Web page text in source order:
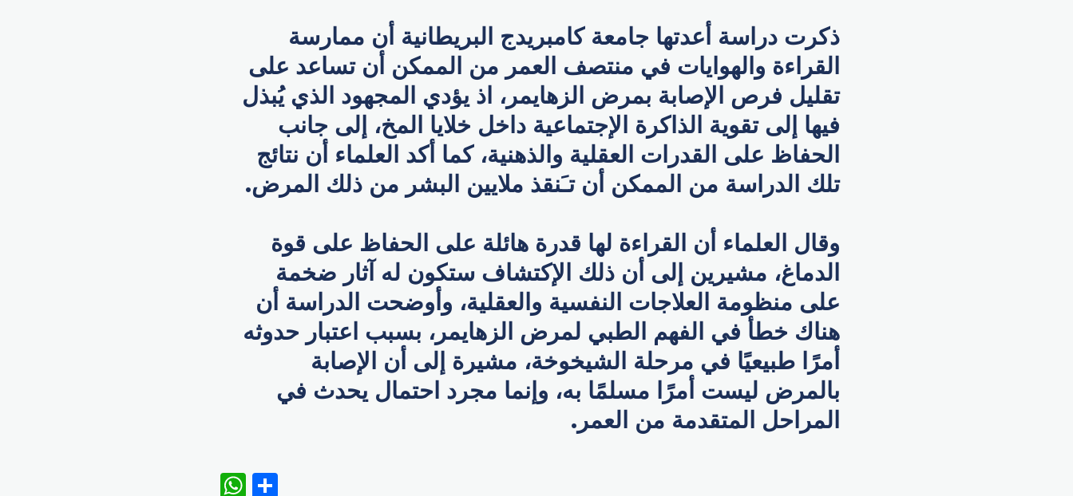
ذكرت دراسة أعدتها جامعة كامبريدج البريطانية أن ممارسة
القراءة والهوايات في منتصف العمر من الممكن أن تساعد على
تقليل فرص الإصابة بمرض الزهايمر، اذ يؤدي المجهود الذي يُبذل
فيها إلى تقوية الذاكرة الإجتماعية داخل خلايا المخ، إلى جانب
الحفاظ على القدرات العقلية والذهنية، كما أكد العلماء أن نتائج
تلك الدراسة من الممكن أن تـَنقذ ملايين البشر من ذلك المرض.
وقال العلماء أن القراءة لها قدرة هائلة على الحفاظ على قوة
الدماغ، مشيرين إلى أن ذلك الإكتشاف ستكون له آثار ضخمة
على منظومة العلاجات النفسية والعقلية، وأوضحت الدراسة أن
هناك خطأ في الفهم الطبي لمرض الزهايمر، بسبب اعتبار حدوثه
أمرًا طبيعيًا في مرحلة الشيخوخة، مشيرة إلى أن الإصابة
بالمرض ليست أمرًا مسلمًا به، وإنما مجرد احتمال يحدث في
المراحل المتقدمة من العمر.
WhatsApp